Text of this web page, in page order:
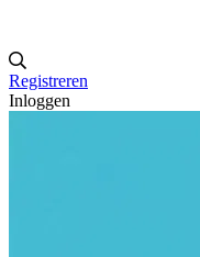
Registreren
Inloggen